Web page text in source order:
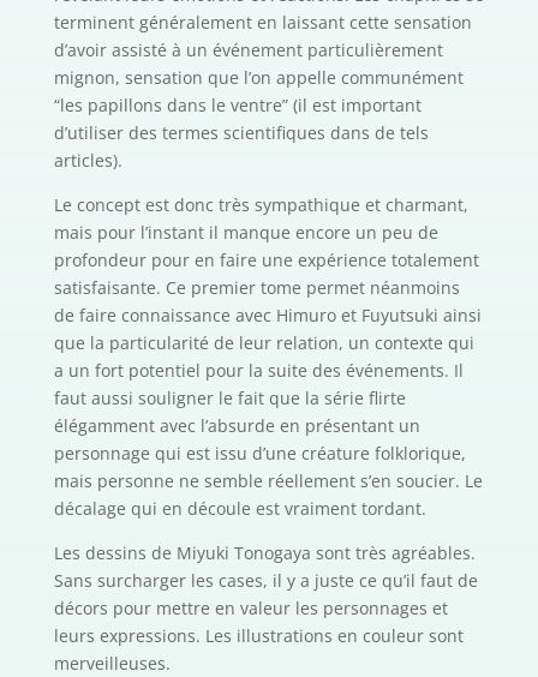
terminent généralement en laissant cette sensation
d’avoir assisté à un événement particulièrement
mignon, sensation que l’on appelle communément
“les papillons dans le ventre” (il est important
d’utiliser des termes scientifiques dans de tels
articles).
Le concept est donc très sympathique et charmant,
mais pour l’instant il manque encore un peu de
profondeur pour en faire une expérience totalement
satisfaisante. Ce premier tome permet néanmoins
de faire connaissance avec Himuro et Fuyutsuki ainsi
que la particularité de leur relation, un contexte qui
a un fort potentiel pour la suite des événements. Il
faut aussi souligner le fait que la série flirte
élégamment avec l’absurde en présentant un
personnage qui est issu d’une créature folklorique,
mais personne ne semble réellement s’en soucier. Le
décalage qui en découle est vraiment tordant.
Les dessins de Miyuki Tonogaya sont très agréables.
Sans surcharger les cases, il y a juste ce qu’il faut de
décors pour mettre en valeur les personnages et
leurs expressions. Les illustrations en couleur sont
merveilleuses.